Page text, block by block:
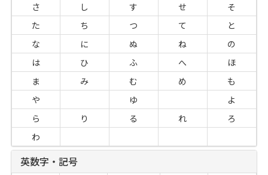
さ
し す せ
そ
た
ち つ て
と
な
に ぬ ね
の
は
ひ ふ へ
ほ
ま
み む め
も
や
ゆ
よ
ら
り る れ
ろ
わ
英数字・記号